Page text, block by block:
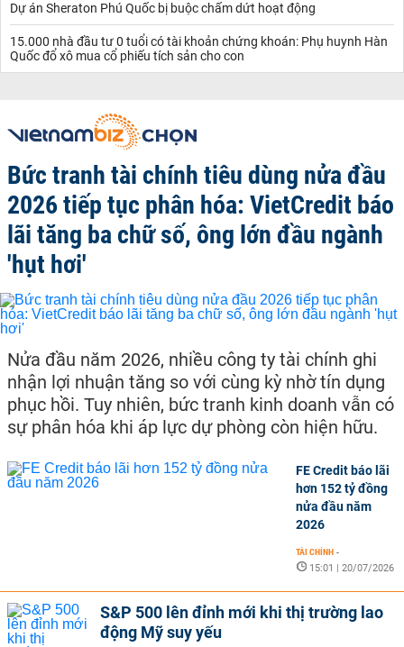
Dự án Sheraton Phú Quốc bị buộc chấm dứt hoạt động
15.000 nhà đầu tư 0 tuổi có tài khoản chứng khoán: Phụ huynh Hàn
Quốc đổ xô mua cổ phiếu tích sản cho con
Bức tranh tài chính tiêu dùng nửa đầu
2026 tiếp tục phân hóa: VietCredit báo
lãi tăng ba chữ số, ông lớn đầu ngành
'hụt hơi'
Nửa đầu năm 2026, nhiều công ty tài chính ghi
nhận lợi nhuận tăng so với cùng kỳ nhờ tín dụng
phục hồi. Tuy nhiên, bức tranh kinh doanh vẫn có
sự phân hóa khi áp lực dự phòng còn hiện hữu.
FE Credit báo lãi
hơn 152 tỷ đồng
nửa đầu năm
2026
TÀI CHÍNH -
15:01 | 20/07/2026
S&P 500 lên đỉnh mới khi thị trường lao
động Mỹ suy yếu